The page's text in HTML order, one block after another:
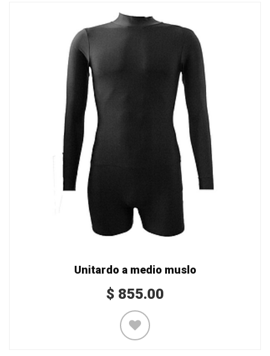
Unitardo a medio muslo
$ 855.00